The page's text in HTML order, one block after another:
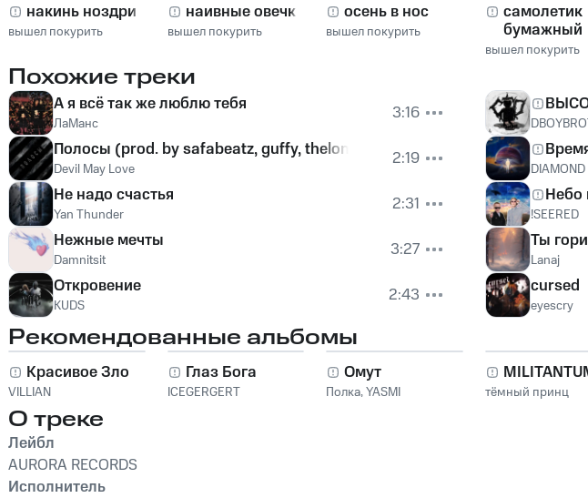
накинь ноздри
вышел покурить
наивные овечки
вышел покурить
осень в нос
вышел покурить
самолетик
бумажный
вышел покурить
Похожие треки
А я всё так же люблю тебя
ЛаМанс
3:16
Полосы (prod. by safabeatz, guffy, thelonerevenge)
Devil May Love
2:19
Не надо счастья
Yan Thunder
2:31
Нежные мечты
Damnitsit
3:27
Откровение
KUDS 2:43
Небо
!SEERED
Ты
Lanaj
cursed
eyescry
Рекомендованные альбомы
Красивое Зло
VILLIAN
Глаз Бога
ICEGERGERT
Омут
Полка,YASMI тёмный принц
О треке
Лейбл
AURORA RECORDS
Исполнитель